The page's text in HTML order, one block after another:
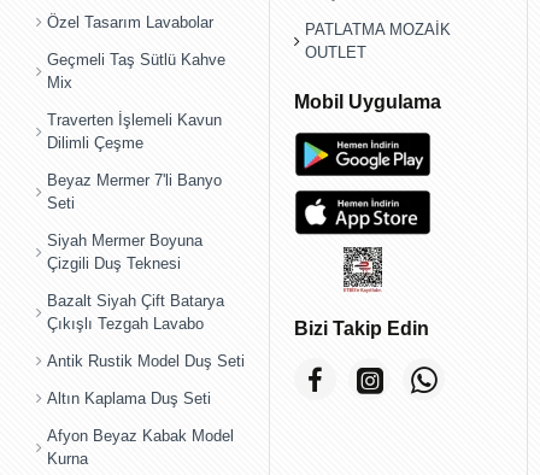
Özel Tasarım Lavabolar
Geçmeli Taş Sütlü Kahve
Mix
Traverten İşlemeli Kavun
Dilimli Çeşme
Beyaz Mermer 7'li Banyo
Seti
Siyah Mermer Boyuna
Çizgili Duş Teknesi
Bazalt Siyah Çift Batarya
Çıkışlı Tezgah Lavabo
Antik Rustik Model Duş Seti
Altın Kaplama Duş Seti
Afyon Beyaz Kabak Model
Kurna
PATLATMA MOZAİK
OUTLET
Mobil Uygulama
Bizi Takip Edin